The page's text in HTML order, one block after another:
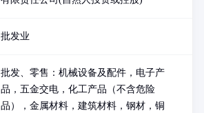
批发业
批发、零售：机械设备及配件，电子产
品，五金交电，化工产品（不含危险
品），金属材料，建筑材料，钢材，铜